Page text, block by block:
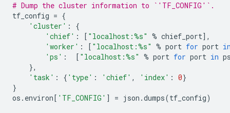
# Dump the cluster information to `'TF_CONFIG'`.
tf_config = {
'cluster' :
{
'chief' : [ "localhost:%s" % chief_port],
'worker' : [ "localhost:%s" % port for port
'ps' : [ "localhost:%s" % port for port in
},
'task' : { 'type' : 'chief' , 'index' : 0}
}
os . environ[ 'TF_CONFIG' ] = json .dumps(tf_config)